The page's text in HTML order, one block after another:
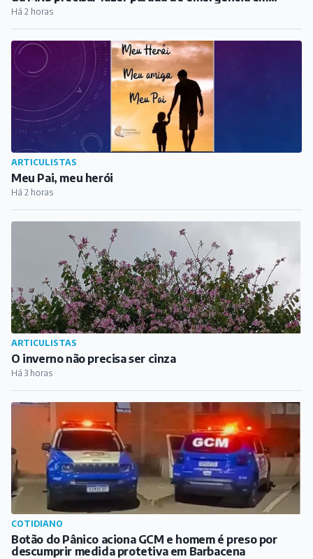
Santos Dumont
Há 2 horas
ARTICULISTAS
Meu Pai, meu herói
Há 2 horas
ARTICULISTAS
O inverno não precisa ser cinza
Há 3 horas
COTIDIANO
Botão do Pânico aciona GCM e homem é preso por
descumprir medida protetiva em Barbacena